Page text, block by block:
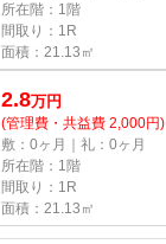
所在階：1階
間取り：1R
面積：21.13㎡
2.8万円
(管理費・共益費 2,000円)
敷：0ヶ月｜礼：0ヶ月
所在階：1階
間取り：1R
面積：21.13㎡